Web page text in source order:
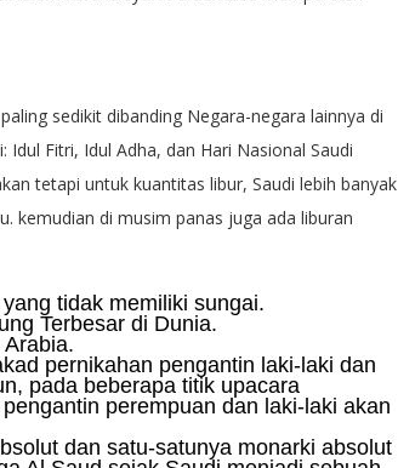
sedikit dibanding Negara-negara lainnya di
Idul Fitri, Idul Adha, dan Hari Nasional Saudi
tetapi untuk kuantitas libur, Saudi lebih banyak
kemudian di musim panas juga ada liburan
tidak memiliki sungai.
Terbesar di Dunia.
pernikahan pengantin laki-laki dan
pada beberapa titik upacara
perempuan dan laki-laki akan
dan satu-satunya monarki absolut